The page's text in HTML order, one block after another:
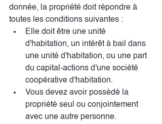
donnée, la propriété doit répondre à
toutes les conditions suivantes :
Elle doit être une unité
d'habitation, un intérêt à bail dans
une unité d'habitation, ou une part
du capital-actions d'une société
coopérative d'habitation.
Vous devez avoir possédé la
propriété seul ou conjointement
avec une autre personne.